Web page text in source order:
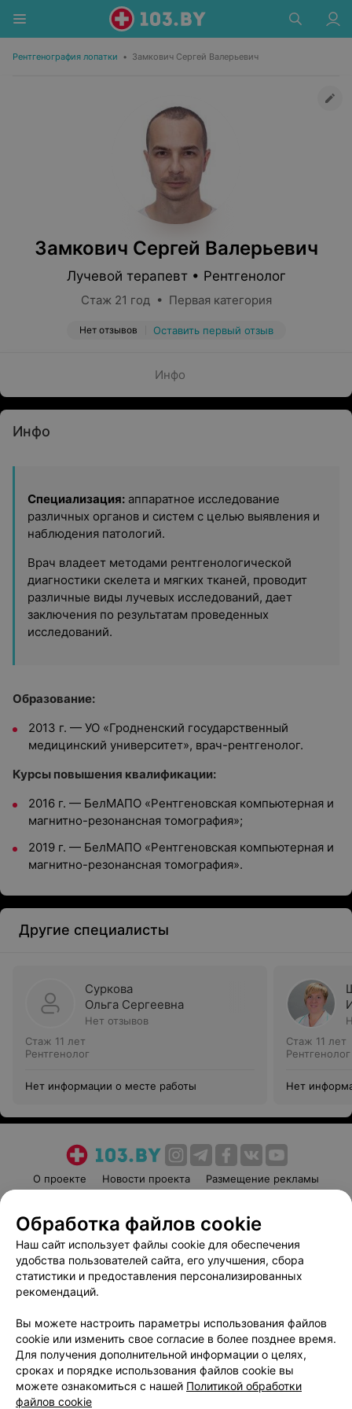
Рентгенография лопатки • Замкович Сергей Валерьевич
Замкович Сергей Валерьевич
Лучевой терапевт • Рентгенолог
Стаж 21 год • Первая категория
Нет отзывов Оставить первый отзыв
Инфо
Инфо
Специализация: аппаратное исследование
различных органов и систем с целью выявления и
наблюдения патологий.
Врач владеет методами рентгенологической
диагностики скелета и мягких тканей, проводит
различные виды лучевых исследований, дает
заключения по результатам проведенных
исследований.
Образование:
2013 г. — УО «Гродненский государственный
медицинский университет», врач-рентгенолог.
Курсы повышения квалификации:
2016 г. — БелМАПО «Рентгеновская компьютерная и
магнитно-резонансная томография»;
2019 г. — БелМАПО «Рентгеновская компьютерная и
магнитно-резонансная томография».
Другие специалисты
Суркова
Ольга Сергеевна
Нет отзывов
Стаж 11 лет
Рентгенолог
Нет информации о месте работы
Стаж 11 лет
Рентгенолог
Нет
О проекте Новости проекта
Размещение рекламы
Пользовательское соглашение
Способы оплаты
Вакансии
Партнеры
Написать руководителю 103.by
Обработка персональных данных
Обработка файлов cookie
Наш сайт использует файлы cookie для обеспечения
удобства пользователей сайта, его улучшения, сбора
статистики и предоставления персонализированных
рекомендаций.
Вы можете настроить параметры использования файлов
cookie или изменить свое согласие в более позднее время.
Для получения дополнительной информации о целях,
сроках и порядке использования файлов cookie вы
можете ознакомиться с нашей Политикой обработки
файлов cookie